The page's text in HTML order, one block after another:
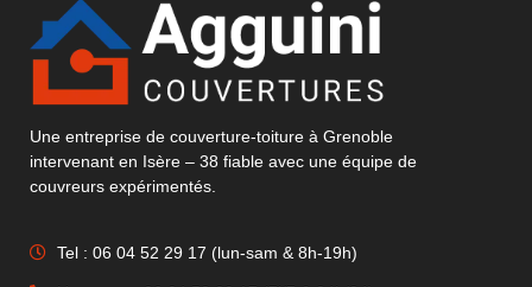
Une entreprise de couverture-toiture à Grenoble
intervenant en Isère – 38 fiable avec une équipe de
couvreurs expérimentés.
Tel : 06 04 52 29 17 (lun-sam & 8h-19h)